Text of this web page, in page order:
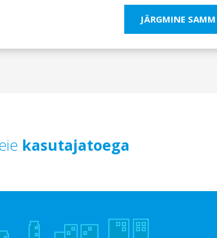
JÄRGMINE SAMM
kasutajatoega